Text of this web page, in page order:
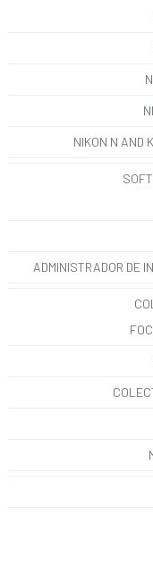
NIKON N AND
ADMINISTRADOR DE